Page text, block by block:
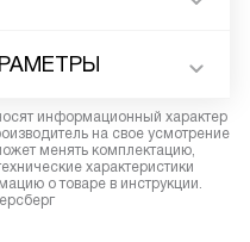
информационный характер
на свое усмотрение
менять комплектацию,
характеристики
о товаре в инструкции.